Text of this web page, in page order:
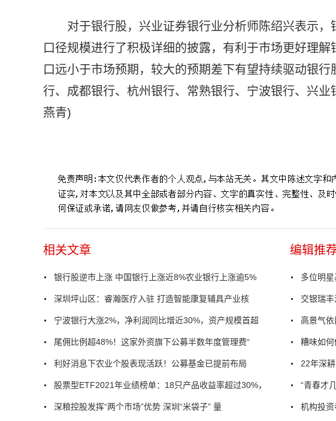
对于银行股，兴业证券银行业分析师陈绍兴表示
口径规模进行了积极详细的披露，有利于市场更好理
口远小于市场预期，较大的预期差下有望持续驱动银
行、成都银行、杭州银行、常熟银行、宁波银行、兴
燕青)
相关文章
银行股逆市上涨 中国银行上涨近8%农业银行上涨逾5%
深圳坪山区：睿瀚医疗入驻 打造智能康复辅具产业核
宁波银行大涨2%，净利润同比增近30%，资产规模首超
尾佣比例超48%！这家外资旗下公募半数年度管理费“
利好消息下农业个股表现活跃！公募基金已提前布局
股票型ETF2021年业绩榜单：18只产品收益率超过30%，
深粮控股发挥“两个市场”优势 深圳“米袋子” 量
编辑推
多位明星
交银瑞
高景气
糟味如何
22年深
“青春才
机构投